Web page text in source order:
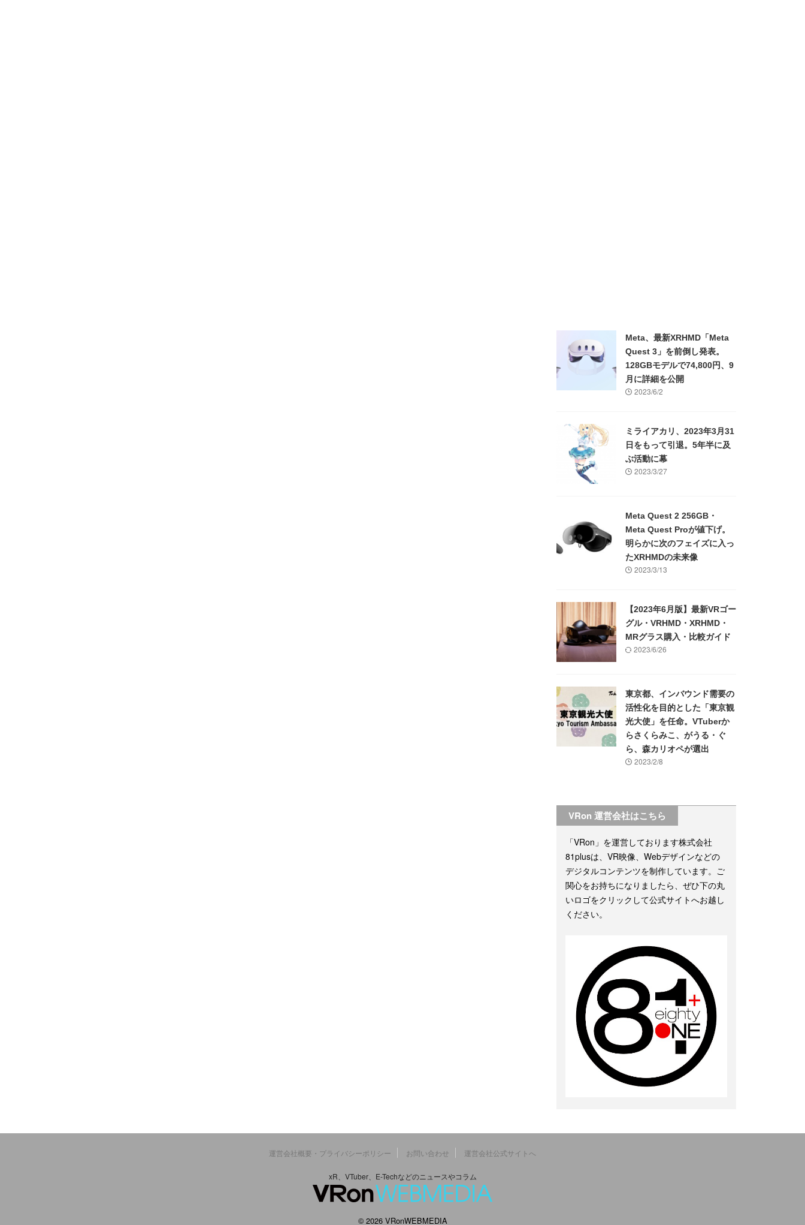
Meta、最新XRHMD「Meta
Quest 3」を前倒し発表。
128GBモデルで74,800円、9
月に詳細を公開
2023/6/2
ミライアカリ、2023年3月31
日をもって引退。5年半に及
ぶ活動に幕
2023/3/27
Meta Quest 2 256GB・
Meta Quest Proが値下げ。
明らかに次のフェイズに入っ
たXRHMDの未来像
2023/3/13
【2023年6月版】最新VRゴー
グル・VRHMD・XRHMD・
MRグラス購入・比較ガイド
2023/6/26
東京都、インバウンド需要の
活性化を目的とした「東京観
光大使」を任命。VTuberか
らさくらみこ、がうる・ぐ
ら、森カリオペが選出
2023/2/8
VRon 運営会社はこちら
「VRon」を運営しております株式会社
81plusは、VR映像、Webデザインなどの
デジタルコンテンツを制作しています。ご
関心をお持ちになりましたら、ぜひ下の丸
いロゴをクリックして公式サイトへお越し
ください。
運営会社概要・プライバシーポリシー お問い合わせ 運営会社公式サイトへ
xR、VTuber、E-Techなどのニュースやコラム
© 2026 VRonWEBMEDIA